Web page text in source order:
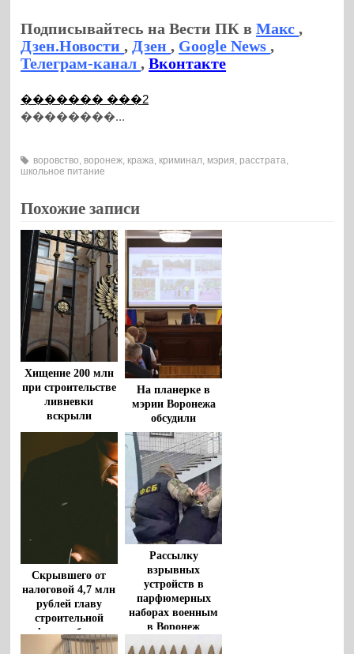
Подписывайтесь на Вести ПК вМакс,
Дзен.Новости, Дзен, Google News,
Телеграм-канал,Вконтакте
������� ���2
��������...
воровство, воронеж, кража, криминал, мэрия, расстрата,
школьное питание
Похожие записи
Хищение 200 млн
при строительстве
ливневки
вскрыли
воронежские
прокуроры
На планерке в
мэрии Воронежа
обсудили
организацию
спортивных
мероприятий и
результаты
работы
предприятия
«Воронежтеплосеть»
Скрывшего от
налоговой 4,7 млн
рублей главу
строительной
фирмы будут
судить в Воронеже
Рассылку
взрывных
устройств в
парфюмерных
наборах военным
в Воронеж